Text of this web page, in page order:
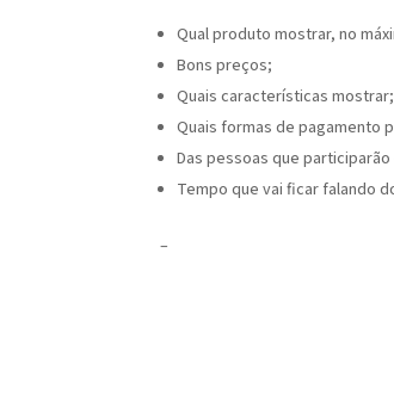
Qual produto mostrar, no
Bons preços;
Quais características mostrar;
Quais formas de pagamento
Das pessoas que
Tempo que vai ficar falando
–